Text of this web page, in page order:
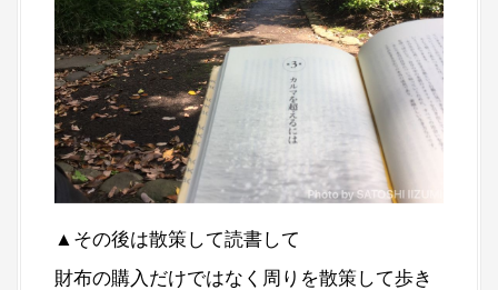
▲その後は散策して読書して
財布の購入だけではなく周りを散策して歩き